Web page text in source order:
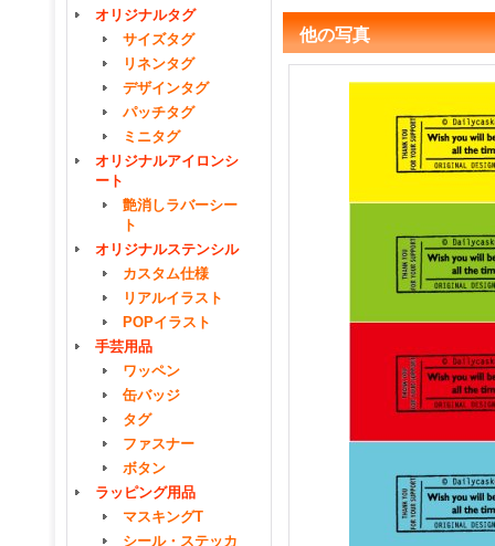
オリジナルタグ
サイズタグ
リネンタグ
デザインタグ
パッチタグ
ミニタグ
オリジナルアイロンシ
ート
艶消しラバーシー
ト
オリジナルステンシル
カスタム仕様
リアルイラスト
POPイラスト
手芸用品
ワッペン
缶バッジ
タグ
ファスナー
ボタン
ラッピング用品
マスキングT
シール・ステッカ
他の写真